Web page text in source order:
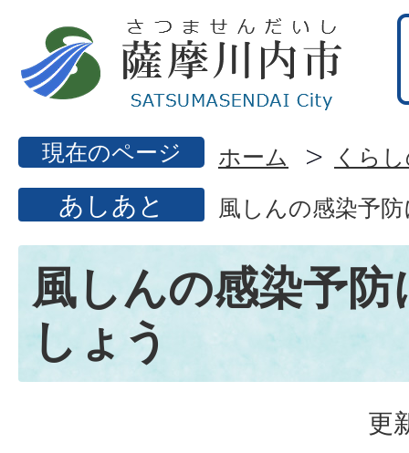
現在のページ ホーム くら
あしあと 風しんの感染予
風しんの感染予防
しょう
更